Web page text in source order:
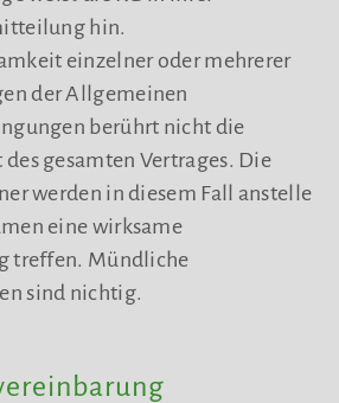
hin.
einzelner oder mehrerer
der Allgemeinen
berührt nicht die
gesamten Vertrages. Die
werden in diesem Fall anstelle
eine wirksame
treffen. Mündliche
sind nichtig.